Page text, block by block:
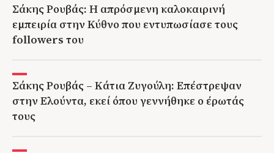
Σάκης Ρουβάς: Η απρόσμενη καλοκαιρινή
εμπειρία στην Κύθνο που εντυπωσίασε τους
followers του
Σάκης Ρουβάς – Κάτια Ζυγούλη: Επέστρεψαν
στην Ελούντα, εκεί όπου γεννήθηκε ο έρωτάς
τους